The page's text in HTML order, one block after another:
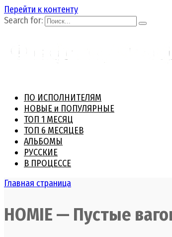
Перейти к контенту
Search for:
ПО ИСПОЛНИТЕЛЯМ
НОВЫЕ и ПОПУЛЯРНЫЕ
ТОП 1 МЕСЯЦ
ТОП 6 МЕСЯЦЕВ
АЛЬБОМЫ
РУССКИЕ
В ПРОЦЕССЕ
Главная страница
HOMIE — Пустые